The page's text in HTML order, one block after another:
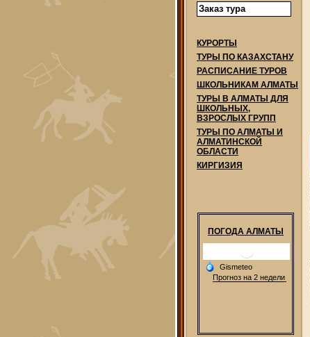
Заказ тура
КУРОРТЫ
ТУРЫ ПО КАЗАХСТАНУ
РАСПИСАНИЕ ТУРОВ
ШКОЛЬНИКАМ АЛМАТЫ
ТУРЫ В АЛМАТЫ ДЛЯ
ШКОЛЬНЫХ,
ВЗРОСЛЫХ ГРУПП
ТУРЫ ПО АЛМАТЫ И
АЛМАТИНСКОЙ
ОБЛАСТИ
КИРГИЗИЯ
ПОГОДА АЛМАТЫ